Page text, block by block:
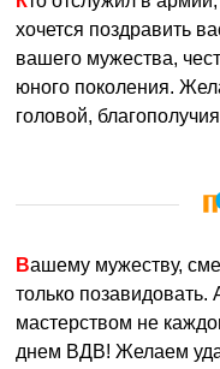
хочется поздравить
вашего мужества,
юного поколения.
головой,
Вашему мужеству, смелости и стойкости духа можно
только позавидовать.
мастерством не
днем ВДВ! Желаем